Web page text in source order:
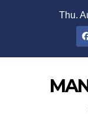
Thu.